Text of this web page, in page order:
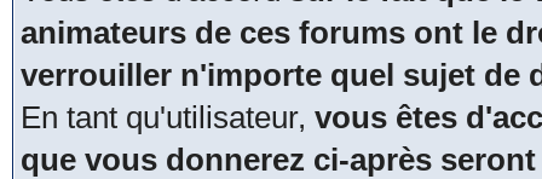
animateurs de ces forums ont le
verrouiller n'importe quel sujet de
En tant qu'utilisateur, vous êtes
que vous donnerez ci-après